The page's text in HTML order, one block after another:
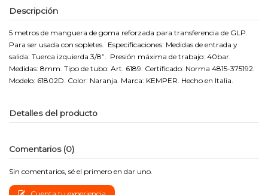
Descripción
5 metros de manguera de goma reforzada para transferencia de GLP.
Para ser usada con sopletes. Especificaciones: Medidas de entrada y
salida: Tuerca izquierda 3/8”. Presión máxima de trabajo: 40bar.
Medidas: 8mm. Tipo de tubo: Art. 6189. Certificado: Norma 4815-375192.
Modelo: 61802D. Color: Naranja. Marca: KEMPER. Hecho en Italia.
Detalles del producto
Comentarios (0)
Sin comentarios, sé el primero en dar uno.